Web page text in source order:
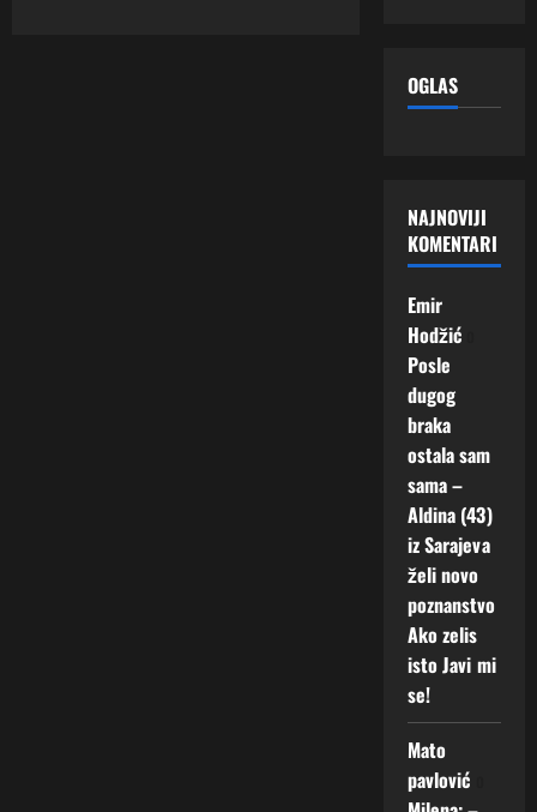
OGLAS
NAJNOVIJI
KOMENTARI
Emir
Hodžić
Posle
dugog
braka
ostala sam
sama –
Aldina (43)
iz Sarajeva
želi novo
poznanstvo
Ako zelis
isto Javi mi
se!
Mato
pavlović